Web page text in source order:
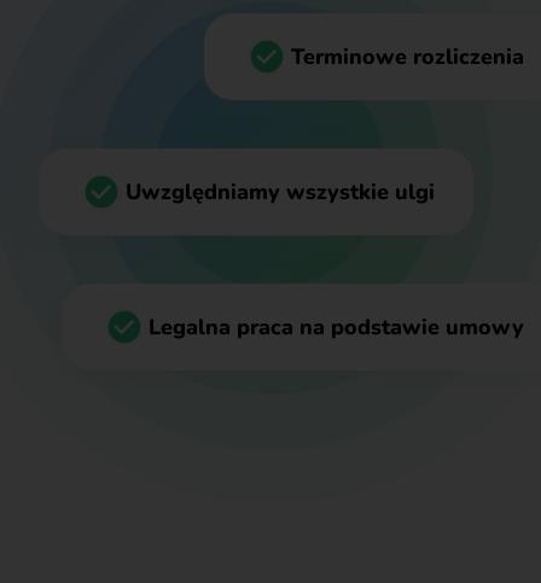
Terminowe rozliczenia
Uwzględniamy wszystkie ulgi
Legalna praca na podstawie umowy